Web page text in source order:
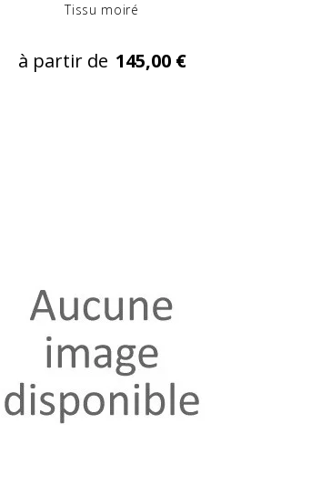
Tissu moiré
à partir de 145,00 €